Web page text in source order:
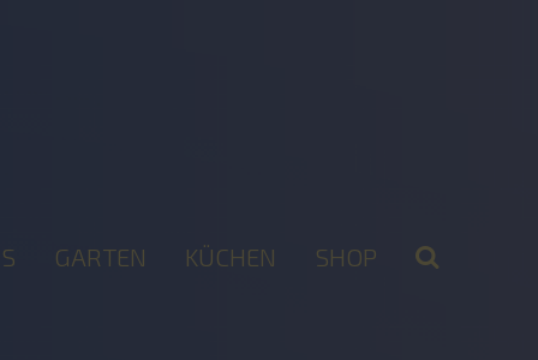
GARTEN KÜCHEN SHOP 2